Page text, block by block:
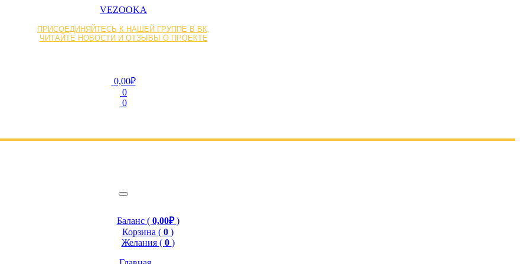
VEZOOKA
ПРИСОЕДИНЯЙТЕСЬ К НАШЕЙ ГРУППЕ В ВК,
ЧИТАЙТЕ НОВОСТИ И ОТЗЫВЫ О ПРОЕКТЕ
0,00₽
0
0
Баланс ( 0,00₽)
Корзина ( 0 )
Желания ( 0 )